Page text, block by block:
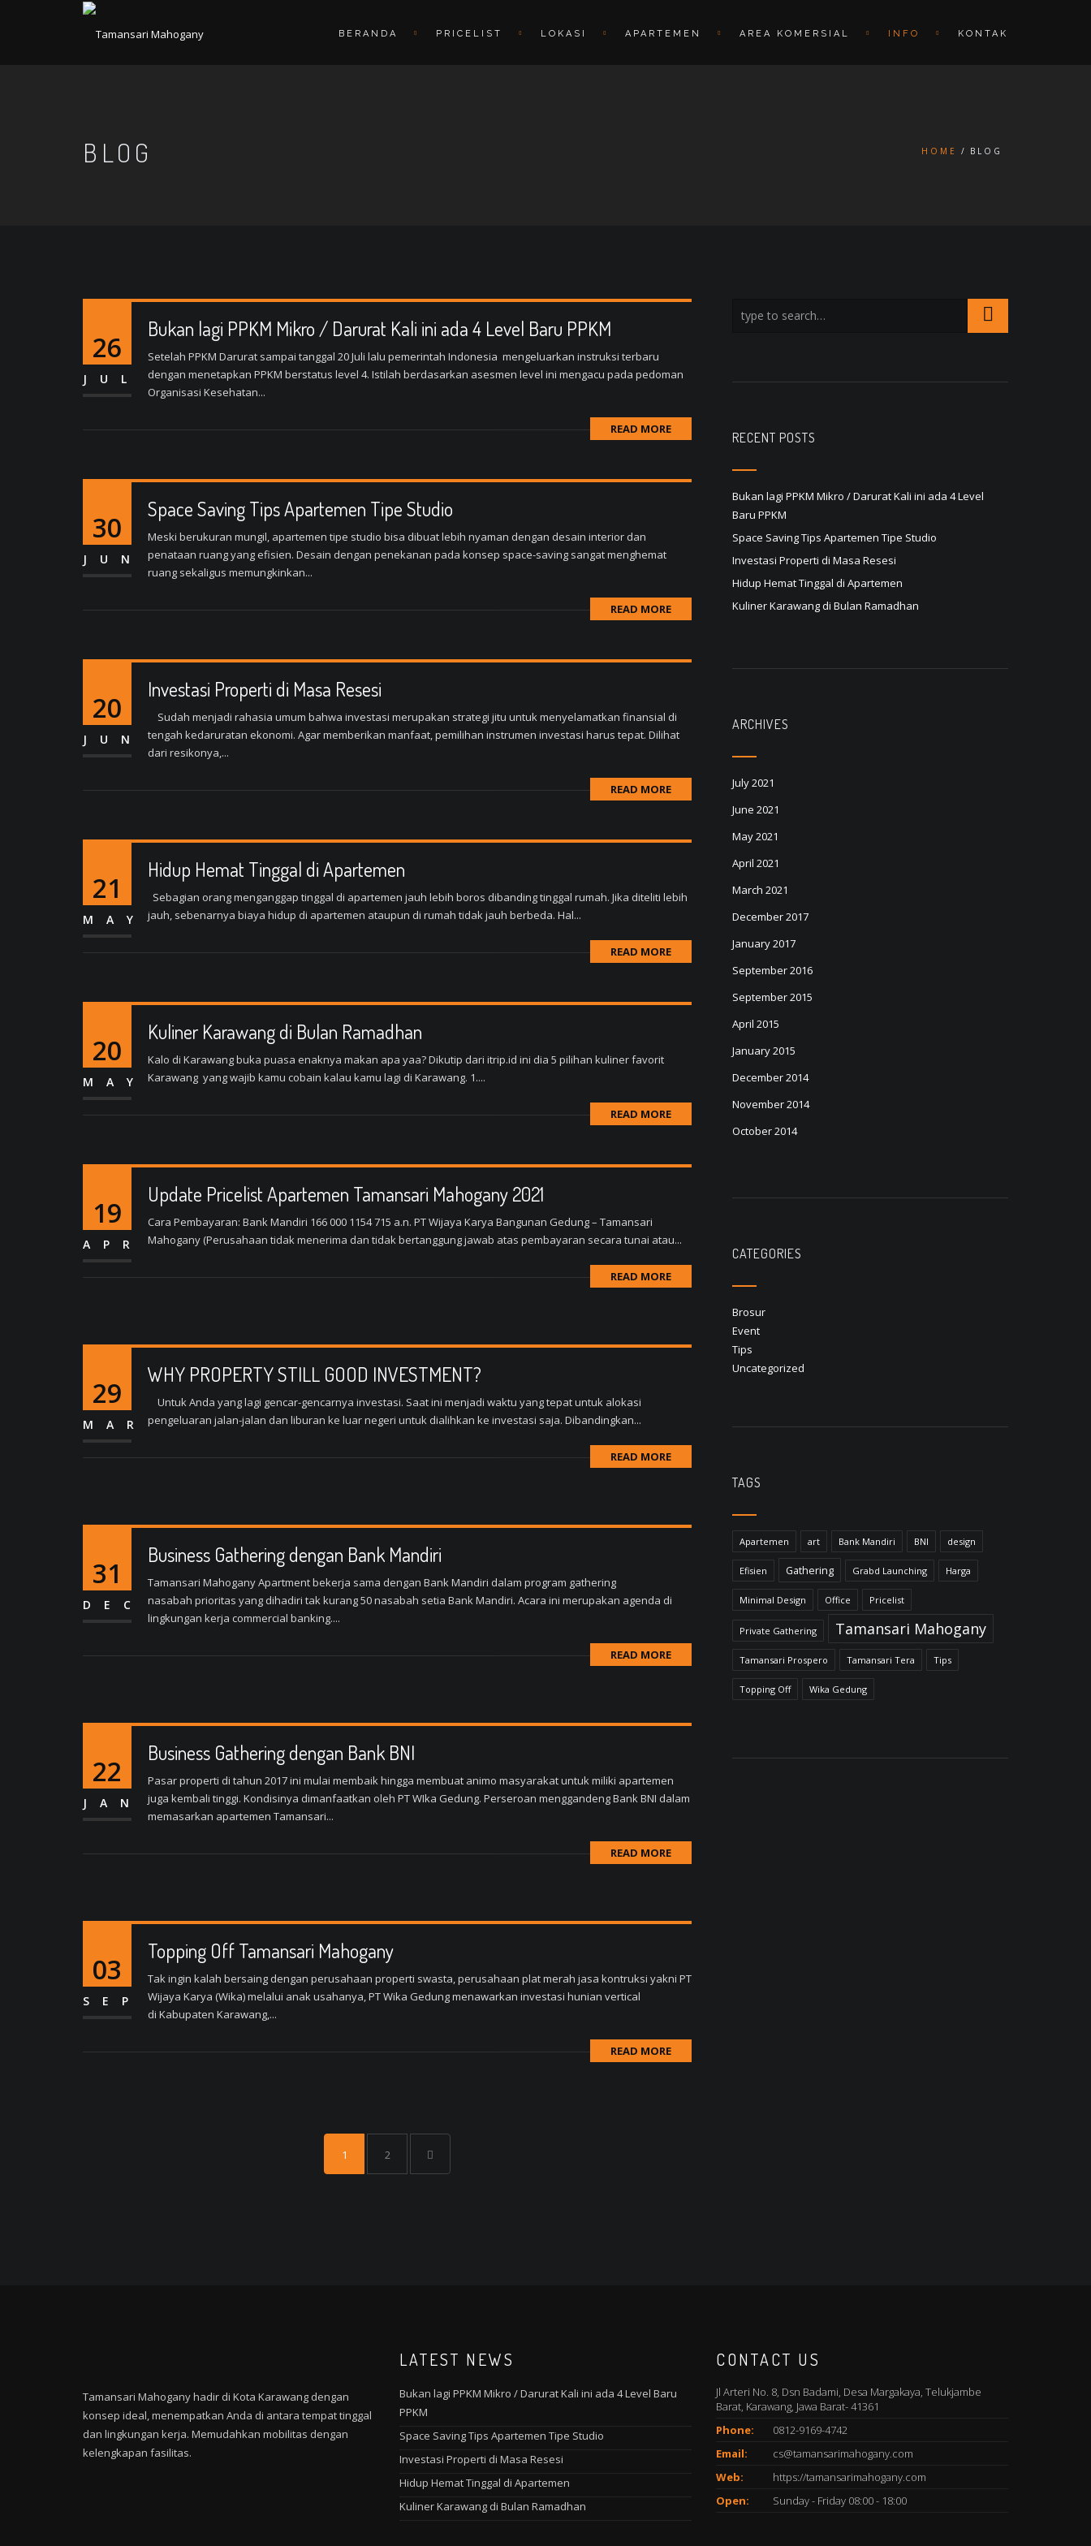
BERANDA PRICELIST LOKASI APARTEMEN AREA KOMERSIAL INFO KONTAK
BLOG HOME BLOG
26
JUL
Bukan lagi PPKM Mikro / Darurat Kali ini ada 4 Level Baru PPKM
Setelah PPKM Darurat sampai tanggal 20 Juli lalu pemerintah Indonesia mengeluarkan instruksi terbaru
dengan menetapkan PPKM berstatus level 4. Istilah berdasarkan asesmen level ini mengacu pada pedoman
Organisasi Kesehatan...
READ MORE
30
JUN
Space Saving Tips Apartemen Tipe Studio
Meski berukuran mungil, apartemen tipe studio bisa dibuat lebih nyaman dengan desain interior dan
penataan ruang yang efisien. Desain dengan penekanan pada konsep space-saving sangat menghemat
ruang sekaligus memungkinkan...
READ MORE
20
JUN
Investasi Properti di Masa Resesi
Sudah menjadi rahasia umum bahwa investasi merupakan strategi jitu untuk menyelamatkan finansial di
tengah kedaruratan ekonomi. Agar memberikan manfaat, pemilihan instrumen investasi harus tepat. Dilihat
dari resikonya,...
READ MORE
21
MAY
Hidup Hemat Tinggal di Apartemen
Sebagian orang menganggap tinggal di apartemen jauh lebih boros dibanding tinggal rumah. Jika diteliti lebih
jauh, sebenarnya biaya hidup di apartemen ataupun di rumah tidak jauh berbeda. Hal...
READ MORE
20
MAY
Kuliner Karawang di Bulan Ramadhan
Kalo di Karawang buka puasa enaknya makan apa yaa? Dikutip dari itrip.id ini dia 5 pilihan kuliner favorit
Karawang yang wajib kamu cobain kalau kamu lagi di Karawang. 1....
READ MORE
19
APR
Update Pricelist Apartemen Tamansari Mahogany 2021
Cara Pembayaran: Bank Mandiri 166 000 1154 715 a.n. PT Wijaya Karya Bangunan Gedung – Tamansari
Mahogany (Perusahaan tidak menerima dan tidak bertanggung jawab atas pembayaran secara tunai atau...
READ MORE
29
MAR
WHY PROPERTY STILL GOOD INVESTMENT?
Untuk Anda yang lagi gencar-gencarnya investasi. Saat ini menjadi waktu yang tepat untuk alokasi
pengeluaran jalan-jalan dan liburan ke luar negeri untuk dialihkan ke investasi saja. Dibandingkan...
READ MORE
31
DEC
Business Gathering dengan Bank Mandiri
Tamansari Mahogany Apartment bekerja sama dengan Bank Mandiri dalam program gathering
nasabah prioritas yang dihadiri tak kurang 50 nasabah setia Bank Mandiri. Acara ini merupakan agenda di
lingkungan kerja commercial banking....
READ MORE
22
JAN
Business Gathering dengan Bank BNI
Pasar properti di tahun 2017 ini mulai membaik hingga membuat animo masyarakat untuk miliki apartemen
juga kembali tinggi. Kondisinya dimanfaatkan oleh PT WIka Gedung. Perseroan menggandeng Bank BNI dalam
memasarkan apartemen Tamansari...
READ MORE
03
SEP
Topping Off Tamansari Mahogany
Tak ingin kalah bersaing dengan perusahaan properti swasta, perusahaan plat merah jasa kontruksi yakni PT
Wijaya Karya (Wika) melalui anak usahanya, PT Wika Gedung menawarkan investasi hunian vertical
di Kabupaten Karawang,...
READ MORE
1 2
RECENT POSTS
Bukan lagi PPKM Mikro / Darurat Kali ini ada 4 Level
Baru PPKM
Space Saving Tips Apartemen Tipe Studio
Investasi Properti di Masa Resesi
Hidup Hemat Tinggal di Apartemen
Kuliner Karawang di Bulan Ramadhan
ARCHIVES
July 2021
June 2021
May 2021
April 2021
March 2021
December 2017
January 2017
September 2016
September 2015
April 2015
January 2015
December 2014
November 2014
October 2014
CATEGORIES
Brosur
Event
Tips
Uncategorized
TAGS
Apartemen art Bank Mandiri BNI design
Efisien Gathering Grabd Launching Harga
Minimal Design Office Pricelist
Private Gathering Tamansari Mahogany
Tamansari Prospero Tamansari Tera Tips
Topping Off Wika Gedung
Tamansari Mahogany hadir di Kota Karawang dengan
konsep ideal, menempatkan Anda di antara tempat tinggal
dan lingkungan kerja. Memudahkan mobilitas dengan
kelengkapan fasilitas.
LATEST NEWS
Bukan lagi PPKM Mikro / Darurat Kali ini ada 4 Level Baru
PPKM
Space Saving Tips Apartemen Tipe Studio
Investasi Properti di Masa Resesi
Hidup Hemat Tinggal di Apartemen
Kuliner Karawang di Bulan Ramadhan
CONTACT US
Jl Arteri No. 8, Dsn Badami, Desa Margakaya, Telukjambe
Barat, Karawang, Jawa Barat- 41361
Phone:
0812-9169-4742
Email:
cs@tamansarimahogany.com
Web:
https://tamansarimahogany.com
Open:
Sunday - Friday 08:00 - 18:00